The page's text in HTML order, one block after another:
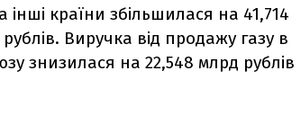
країни збільшилася на 41,714
Виручка від продажу газу в
знизилася на 22,548 млрд рублів